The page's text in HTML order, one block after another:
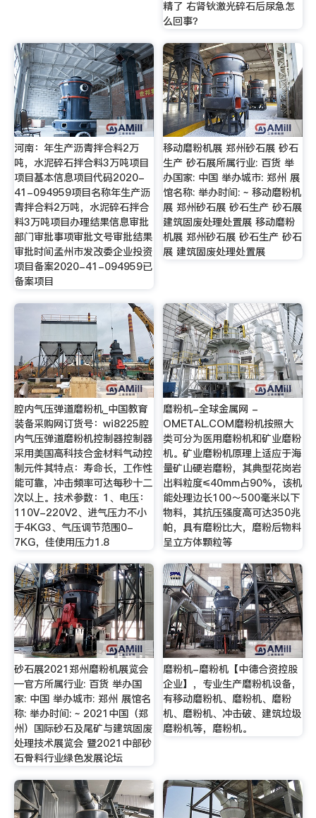
精了 右肾钬激光碎石后尿急怎
么回事？
河南：年生产沥青拌合料2万
吨，水泥碎石拌合料3万吨项目
项目基本信息项目代码2020-
41-094959项目名称年生产沥
青拌合料2万吨，水泥碎石拌合
料3万吨项目办理结果信息审批
部门审批事项审批文号审批结果
审批时间孟州市发改委企业投资
项目备案2020-41-094959已
备案项目
移动磨粉机展 郑州砂石展 砂石
生产 砂石展所属行业: 百货 举
办国家: 中国 举办城市: 郑州 展
馆名称: 举办时间: ~ 移动磨粉机
展 郑州砂石展 砂石生产 砂石展
建筑固废处理处置展 移动磨粉
机展 郑州砂石展 砂石生产 砂石
展 建筑固废处理处置展
腔内气压弹道磨粉机_中国教育
装备采购网订货号：wi8225腔
内气压弹道磨粉机控制器控制器
采用美国高科技合金材料气动控
制元件其特点：寿命长，工作性
能可靠，冲击频率可达每秒十二
次以上。技术参数：1、电压：
110V-220V2、进气压力不小
于4KG3、气压调节范围0-
7KG，佳使用压力1.8
磨粉机-全球金属网 -
OMETAL.COM磨粉机按照大
类可分为医用磨粉机和矿业磨粉
机。矿业磨粉机原理上适应于海
量矿山硬岩磨粉，其典型花岗岩
出料粒度≤40mm占90%，该机
能处理边长100～500毫米以下
物料，其抗压强度高可达350兆
帕，具有磨粉比大，磨粉后物料
呈立方体颗粒等
砂石展2021郑州磨粉机展览会
—官方所属行业: 百货 举办国
家: 中国 举办城市: 郑州 展馆名
称: 举办时间: ~ 2021中国（郑
州）国际砂石及尾矿与建筑固废
处理技术展览会 暨2021中部砂
石骨料行业绿色发展论坛
磨粉机-磨粉机【中德合资控股
企业】，专业生产磨粉机设备，
有移动磨粉机、磨粉机、磨粉
机、磨粉机、冲击破、建筑垃圾
磨粉机等，磨粉机。